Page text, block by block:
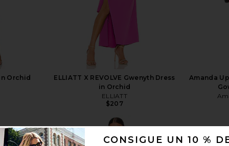
Orchid
ELLIATT X REVOLVE Gwenyth Dress
in Orchid
ELLIATT
$207
Amanda
CONSIGUE UN 10 %